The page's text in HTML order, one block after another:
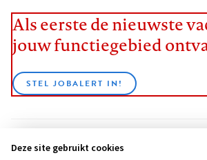
Als eerste de nieuwste
jouw functiegebied
STEL JOBALERT IN!
BEKIJK ALLE
Deze site gebruikt cookies